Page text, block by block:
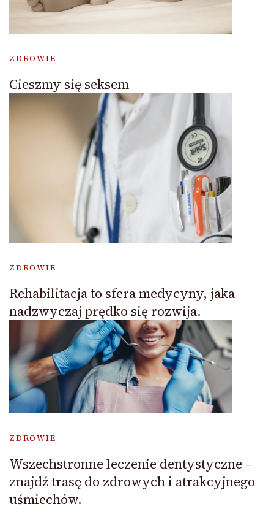
ZDROWIE
Cieszmy się seksem
ZDROWIE
Rehabilitacja to sfera medycyny, jaka
nadzwyczaj prędko się rozwija.
ZDROWIE
Wszechstronne leczenie dentystyczne –
znajdź trasę do zdrowych i atrakcyjnego
uśmiechów.